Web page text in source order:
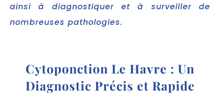
ainsi à diagnostiquer et à surveiller de
nombreuses pathologies.
Cytoponction Le Havre : Un
Diagnostic Précis et Rapide